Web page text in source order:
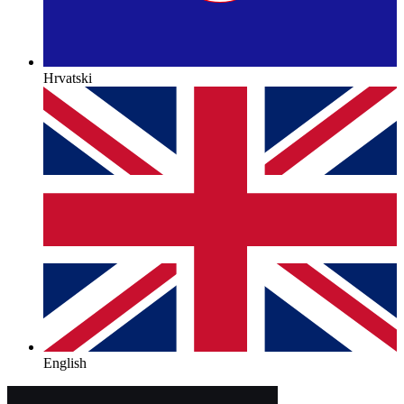
Hrvatski
English